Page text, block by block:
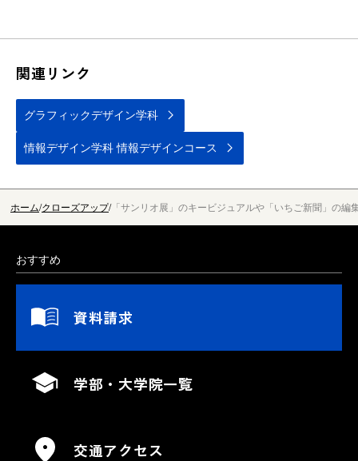
関連リンク
グラフィックデザイン学科
情報デザイン学科 情報デザインコース
ホーム クローズアップ「サンリオ展」のキービジュアルや「いちご新聞」の編
おすすめ
資料請求
学部・大学院一覧
交通アクセス